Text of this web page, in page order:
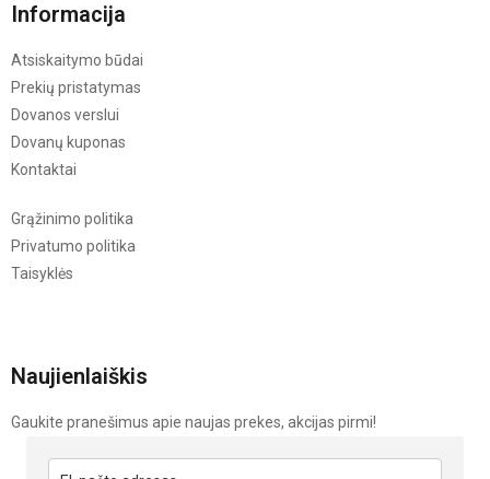
Informacija
Atsiskaitymo būdai
Prekių pristatymas
Dovanos verslui
Dovanų kuponas
Kontaktai
Grąžinimo politika
Privatumo politika
Taisyklės
Naujienlaiškis
Gaukite pranešimus apie naujas prekes, akcijas pirmi!